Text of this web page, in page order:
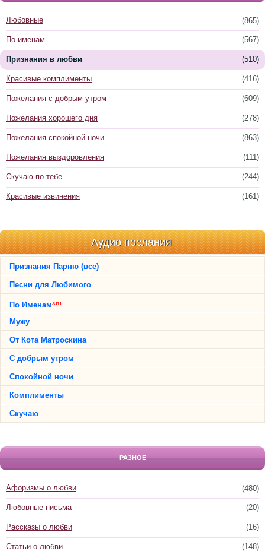
(865)
Любовные
(567)
По именам
(510)
Признания в любви
(416)
Красивые комплименты
(609)
Пожелания с добрым утром
(278)
Пожелания хорошего дня
(863)
Пожелания спокойной ночи
(111)
Пожелания выздоровления
(244)
Скучаю по тебе
(161)
Красивые извинения
Аудио послания
Признания Парню (все)
Песни для Любимого
По Именамхит
Мужу
От Кота Матроскина
С добрым утром
Спокойной ночи
Комплименты
Скучаю
РАЗНОЕ
(480)
Афоризмы о любви
(20)
Любовные письма
(16)
Рассказы о любви
(148)
Статьи о любви